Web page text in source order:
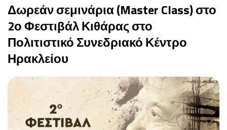
Δωρεάν σεμινάρια (Master Class) στο
2ο Φεστιβάλ Κιθάρας στο
Πολιτιστικό Συνεδριακό Κέντρο
Ηρακλείου